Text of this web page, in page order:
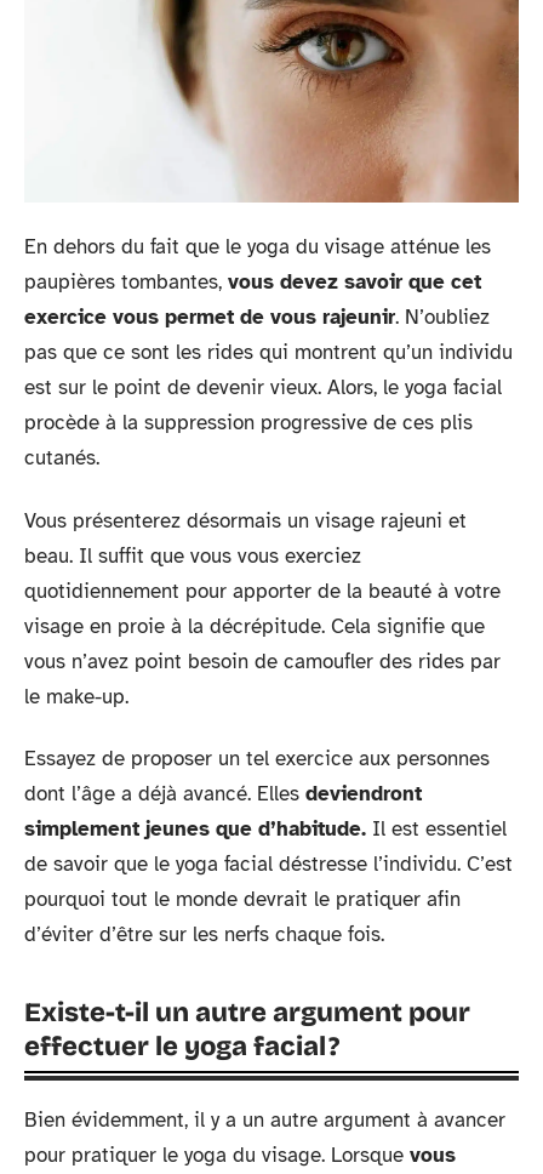
En dehors du fait que le yoga du visage atténue les
paupières tombantes, vous devez savoir que cet
exercice vous permet de vous rajeunir. N’oubliez
pas que ce sont les rides qui montrent qu’un individu
est sur le point de devenir vieux. Alors, le yoga facial
procède à la suppression progressive de ces plis
cutanés.
Vous présenterez désormais un visage rajeuni et
beau. Il suffit que vous vous exerciez
quotidiennement pour apporter de la beauté à votre
visage en proie à la décrépitude. Cela signifie que
vous n’avez point besoin de camoufler des rides par
le make-up.
Essayez de proposer un tel exercice aux personnes
dont l’âge a déjà avancé. Elles deviendront
simplement jeunes que d’habitude. Il est essentiel
de savoir que le yoga facial déstresse l’individu. C’est
pourquoi tout le monde devrait le pratiquer afin
d’éviter d’être sur les nerfs chaque fois.
Existe-t-il un autre argument pour
effectuer le yoga facial ?
Bien évidemment, il y a un autre argument à avancer
pour pratiquer le yoga du visage. Lorsque vous